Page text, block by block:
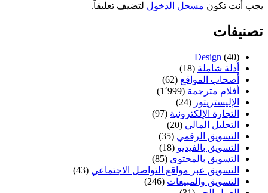
يجب أنت تكون مسجل الدخول لتضيف تعليقاً.
تصنيفات
Design (40)
أدلة شاملة (18)
أصحاب المواقع (62)
أفلام مترجمة (1٬999)
الإليستريتور (24)
التجارة الإلكترونية (97)
التحليل المالي (20)
التسويق الرقمي (35)
التسويق بالفيديو (18)
التسويق بالمحتوى (85)
التسويق عبر مواقع التواصل الاجتماعي (43)
التسويق والمبيعات (246)